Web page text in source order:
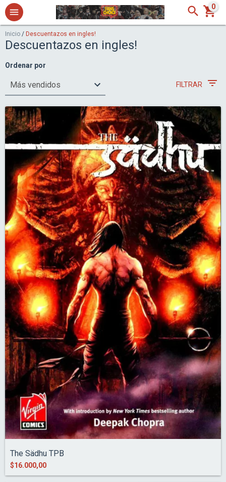
0
Inicio / Descuentazos en ingles!
Descuentazos en ingles!
Ordenar por
FILTRAR
The Sädhu TPB
$16.000,00